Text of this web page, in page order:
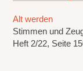
Alt werden
Stimmen und
Heft 2/22, Seite